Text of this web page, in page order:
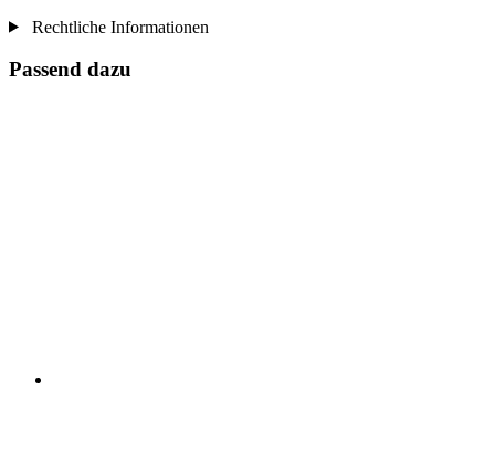
Rechtliche Informationen
Passend dazu